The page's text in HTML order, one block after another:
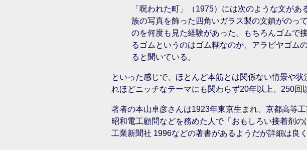
「呪われた町」（1975）には次のような文が
族の写真を飾った四角いガラス製の文鎮がのっ
のを何度も見た経験があった。もちろんゴムで
るゴムというのはゴム糊なのか、アラビヤゴム
ると聞いている。
といった感じで、ほとんど本筋とは関係ない情景や
れほどニッチなテーマにも関わらず20年以上、250回
著者の本山卓彦さんは1923年東京生まれ、京都高等
昭和電工顧問などを務めた人で「おもしろい接着剤
工業新聞社 1996などの著書があるようだが詳細は良く